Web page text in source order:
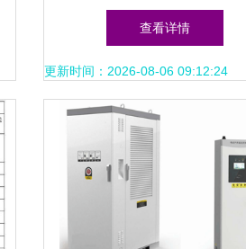
式光伏电力的设计要点
查看详情
更新时间：2026-08-06 09:12:24